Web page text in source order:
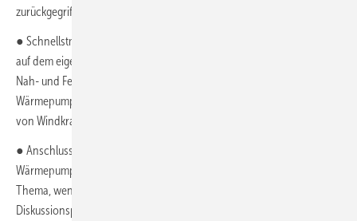
zurückgegriffen werden:
● Schnellstmögliche Umstellung auf Wärmepumpen mit Photovoltaik
auf dem eigenen Dach und mittelfristig Wechsel von warmer/heißer
Nah- und Fernwärme zu kalter Nah-/Fernwärme mit dezentralen
Wärmepumpen ergibt den geringsten Flächenbedarf für den Ausbau
von Windkraft, PV, Geothermie und Biomasse.
● Anschlusszwang und eine Konkurrenz zwischen Fernwärme und
Wärmepumpen wären dann nicht mehr das ausschlaggebende
Thema, wenn diese physikalischen Zusammenhänge im
Diskussionsprozess verstanden und dann keine für den Ausbau von